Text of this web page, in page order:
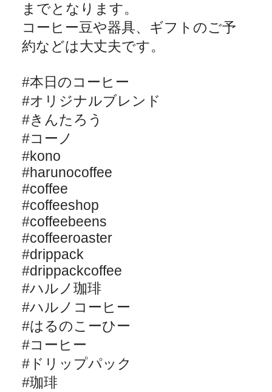
までとなります。
コーヒー豆や器具、ギフトのご予
約などは大丈夫です。
#本日のコーヒー
#オリジナルブレンド
#きんたろう
#コーノ
#kono
#harunocoffee
#coffee
#coffeeshop
#coffeebeens
#coffeeroaster
#drippack
#drippackcoffee
#ハルノ珈琲
#ハルノコーヒー
#はるのこーひー
#コーヒー
# ドリップパック
#珈琲